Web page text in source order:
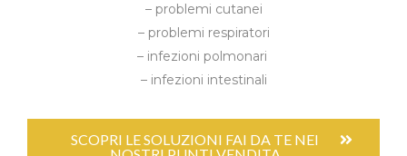
– problemi cutanei
– problemi respiratori
– infezioni polmonari
– infezioni intestinali
SCOPRI LE SOLUZIONI FAI DA TE NEI